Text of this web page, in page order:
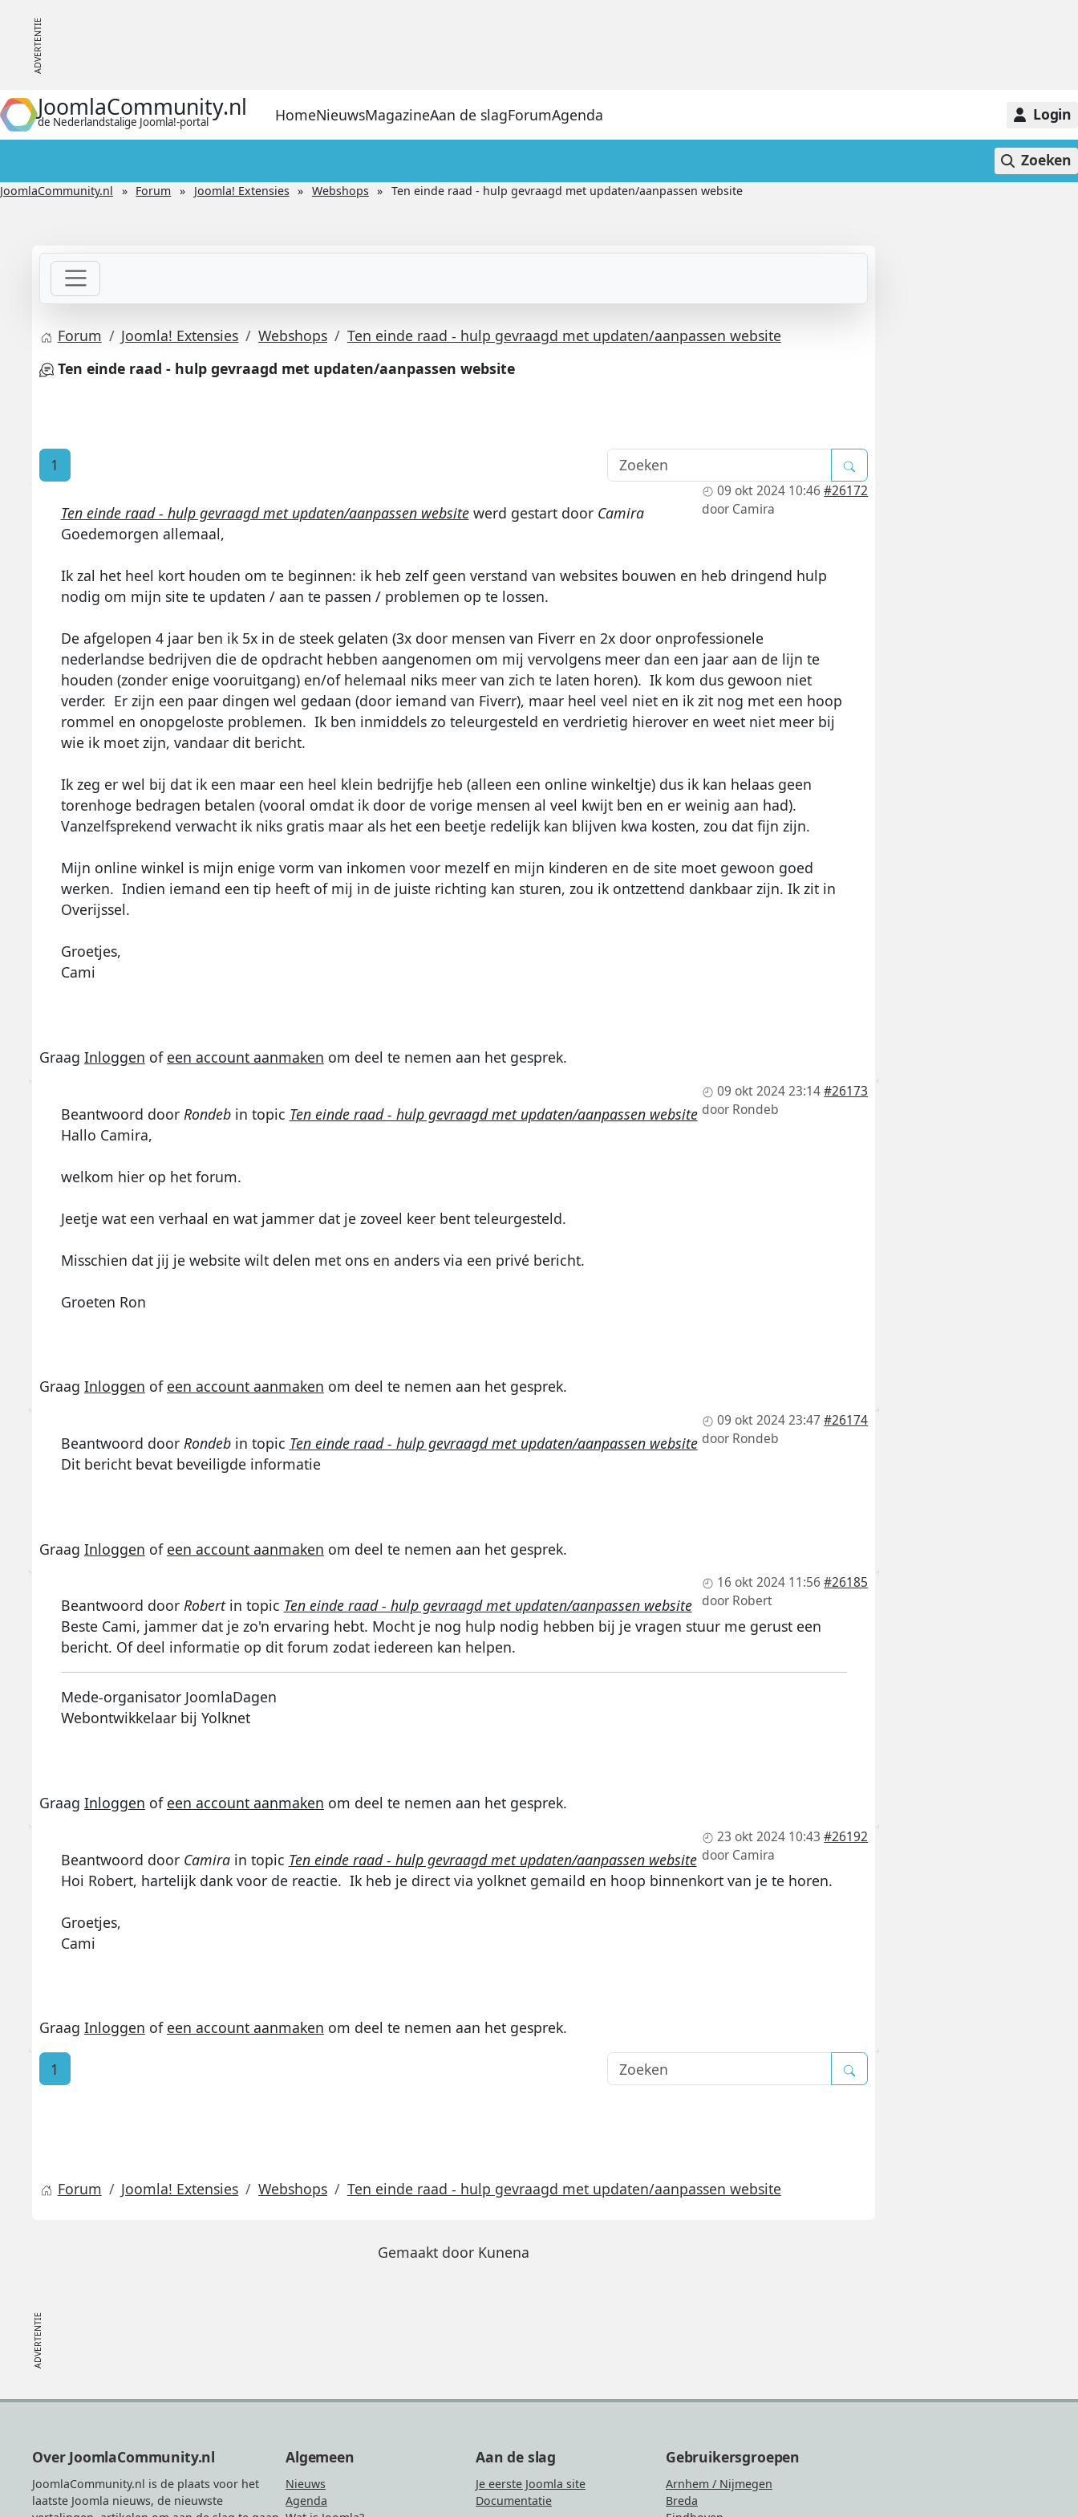
JoomlaCommunity.nl
de Nederlandstalige Joomla!-portal HomeNieuwsMagazineAan de slagForumAgenda Login
Zoeken
JoomlaCommunity.nl Forum Joomla! Extensies Webshops Ten einde raad - hulp gevraagd met updaten/aanpassen website
Forum Joomla! Extensies Webshops
Ten einde raad - hulp gevraagd met updaten/aanpassen website
Ten einde raad - hulp gevraagd met updaten/aanpassen website
1
09 okt 2024 10:46 #26172
door Camira
Ten einde raad - hulp gevraagd met updaten/aanpassen websitewerd gestart door Camira
Goedemorgen allemaal,
Ik zal het heel kort houden om te beginnen: ik heb zelf geen verstand van websites bouwen en heb dringend hulp
nodig om mijn site te updaten / aan te passen / problemen op te lossen.
De afgelopen 4 jaar ben ik 5x in de steek gelaten (3x door mensen van Fiverr en 2x door onprofessionele
nederlandse bedrijven die de opdracht hebben aangenomen om mij vervolgens meer dan een jaar aan de lijn te
houden (zonder enige vooruitgang) en/of helemaal niks meer van zich te laten horen). Ik kom dus gewoon niet
verder. Er zijn een paar dingen wel gedaan (door iemand van Fiverr), maar heel veel niet en ik zit nog met een hoop
rommel en onopgeloste problemen. Ik ben inmiddels zo teleurgesteld en verdrietig hierover en weet niet meer bij
wie ik moet zijn, vandaar dit bericht.
Ik zeg er wel bij dat ik een maar een heel klein bedrijfje heb (alleen een online winkeltje) dus ik kan helaas geen
torenhoge bedragen betalen (vooral omdat ik door de vorige mensen al veel kwijt ben en er weinig aan had).
Vanzelfsprekend verwacht ik niks gratis maar als het een beetje redelijk kan blijven kwa kosten, zou dat fijn zijn.
Mijn online winkel is mijn enige vorm van inkomen voor mezelf en mijn kinderen en de site moet gewoon goed
werken. Indien iemand een tip heeft of mij in de juiste richting kan sturen, zou ik ontzettend dankbaar zijn. Ik zit in
Overijssel.
Groetjes,
Cami
Graag Inloggen of een account aanmaken om deel te nemen aan het gesprek.
09 okt 2024 23:14#26173
door Rondeb
Beantwoord door Rondebin topic Ten einde raad - hulp gevraagd met updaten/aanpassen website
Hallo Camira,
welkom hier op het forum.
Jeetje wat een verhaal en wat jammer dat je zoveel keer bent teleurgesteld.
Misschien dat jij je website wilt delen met ons en anders via een privé bericht.
Groeten Ron
Graag Inloggen of een account aanmaken om deel te nemen aan het gesprek.
09 okt 2024 23:47 #26174
door Rondeb
Beantwoord door Rondebin topic Ten einde raad - hulp gevraagd met updaten/aanpassen website
Dit bericht bevat beveiligde informatie
Graag Inloggen of een account aanmaken om deel te nemen aan het gesprek.
16 okt 2024 11:56 #26185
door Robert
Beantwoord door Robertin topic Ten einde raad - hulp gevraagd met updaten/aanpassen website
Beste Cami, jammer dat je zo'n ervaring hebt. Mocht je nog hulp nodig hebben bij je vragen stuur me gerust een
bericht. Of deel informatie op dit forum zodat iedereen kan helpen.
Mede-organisator JoomlaDagen
Webontwikkelaar bij Yolknet
Graag Inloggen of een account aanmaken om deel te nemen aan het gesprek.
23 okt 2024 10:43 #26192
door Camira
Beantwoord door Camirain topic Ten einde raad - hulp gevraagd met updaten/aanpassen website
Hoi Robert, hartelijk dank voor de reactie. Ik heb je direct via yolknet gemaild en hoop binnenkort van je te horen.
Groetjes,
Cami
Graag Inloggen of een account aanmaken om deel te nemen aan het gesprek.
1
Forum Joomla! Extensies Webshops Ten einde raad - hulp gevraagd met updaten/aanpassen website
Gemaakt door Kunena
Over JoomlaCommunity.nl
JoomlaCommunity.nl is de plaats voor het
laatste Joomla nieuws, de nieuwste
Algemeen
Nieuws
Agenda
Aan de slag
Je eerste Joomla site
Documentatie
Gebruikersgroepen
Arnhem / Nijmegen
Breda